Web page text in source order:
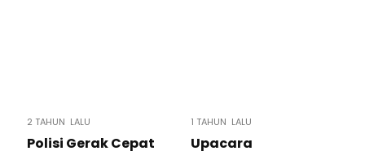
2 TAHUN LALU
Polisi Gerak Cepat
1 TAHUN LALU
Upacara